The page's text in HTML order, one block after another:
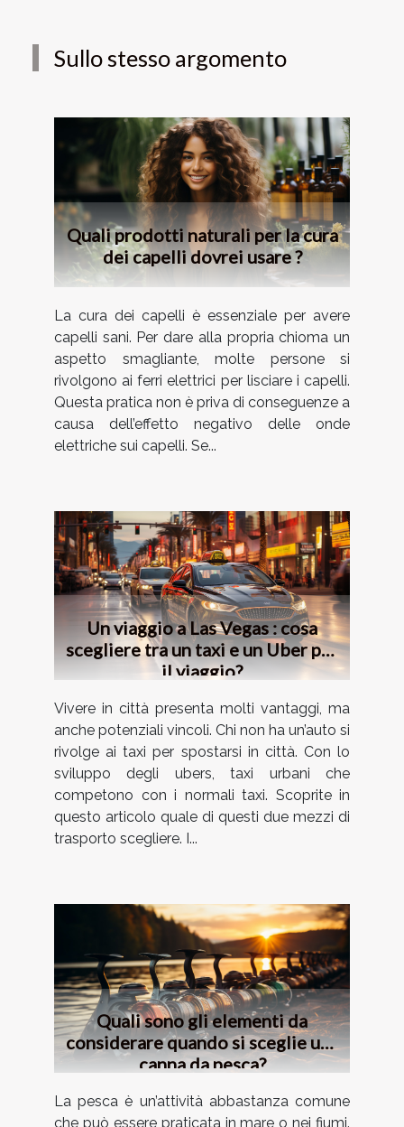
Sullo stesso argomento
Quali prodotti naturali per la cura
dei capelli dovrei usare ?
La cura dei capelli è essenziale per avere
capelli sani. Per dare alla propria chioma un
aspetto smagliante, molte persone si
rivolgono ai ferri elettrici per lisciare i capelli.
Questa pratica non è priva di conseguenze a
causa dell’effetto negativo delle onde
elettriche sui capelli. Se...
Un viaggio a Las Vegas : cosa
scegliere tra un taxi e un Uber per
il viaggio?
Vivere in città presenta molti vantaggi, ma
anche potenziali vincoli. Chi non ha un’auto si
rivolge ai taxi per spostarsi in città. Con lo
sviluppo degli ubers, taxi urbani che
competono con i normali taxi. Scoprite in
questo articolo quale di questi due mezzi di
trasporto scegliere. I...
Quali sono gli elementi da
considerare quando si sceglie una
canna da pesca?
La pesca è un’attività abbastanza comune
che può essere praticata in mare o nei fiumi.